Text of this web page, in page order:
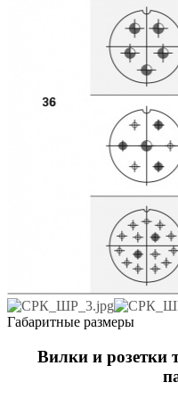
Габаритные размеры
Вилки и розетки